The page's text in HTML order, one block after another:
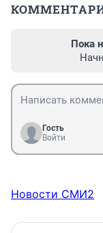
Пока
Гость
Войти
Новости СМИ2